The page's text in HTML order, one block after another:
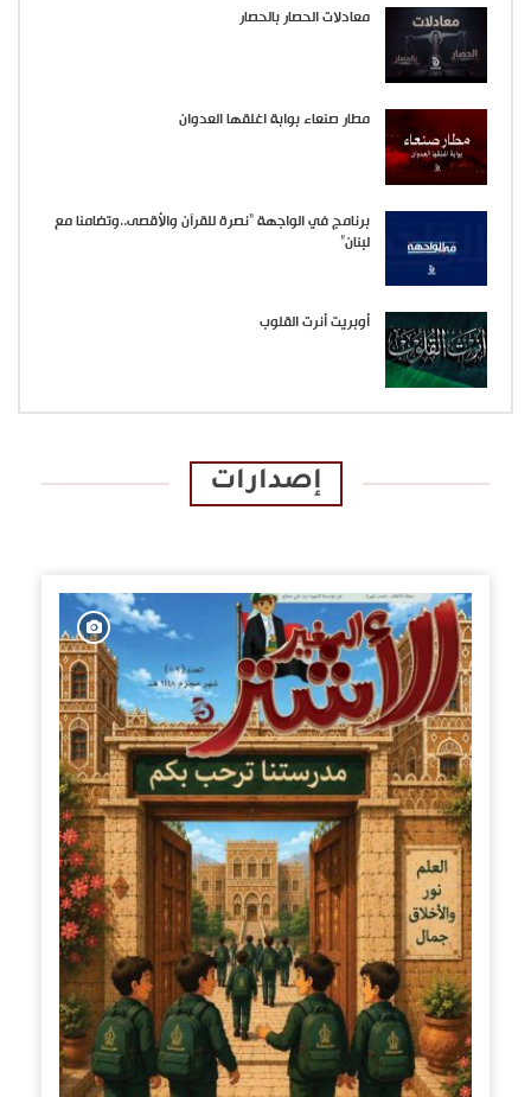
معادلات الحصار بالحصار
مطار صنعاء بوابة اغلقها العدوان
برنامج في الواجهة “نصرة للقرآن والأقصى..وتضامنا مع
لبنان”
أوبريت أنرت القلوب
إصدارات